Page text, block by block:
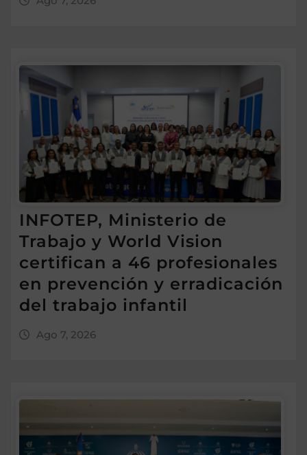
INFOTEP, Ministerio de
Trabajo y World Vision
certifican a 46 profesionales
en prevención y erradicación
del trabajo infantil
Ago 7, 2026